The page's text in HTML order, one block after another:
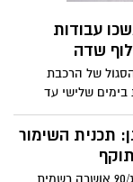
מגורים
נפער בולען
האם מדובר
מזהירים:
בעקבות תמונות